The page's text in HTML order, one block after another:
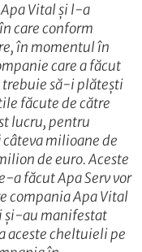
Vital și l-a
care conform
în momentul în
care a făcut
să-i plătești
făcute de către
lucru, pentru
milioane de
de euro. Aceste
a făcut Apa Serv vor
compania Apa Vital
și-au manifestat
aceste cheltuieli pe